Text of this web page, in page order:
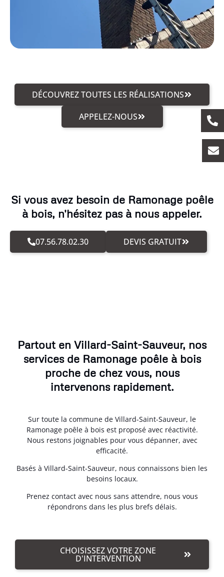
DÉCOUVREZ TOUTES LES RÉALISATIONS
APPELEZ-NOUS
Si vous avez besoin de Ramonage poêle
à bois, n'hésitez pas à nous appeler.
07.56.78.02.30 DEVIS GRATUIT
Partout en Villard-Saint-Sauveur, nos
services de Ramonage poêle à bois
proche de chez vous, nous
intervenons rapidement.
Sur toute la commune de Villard-Saint-Sauveur, le
Ramonage poêle à bois est proposé avec réactivité.
Nous restons joignables pour vous dépanner, avec
efficacité.
Basés à Villard-Saint-Sauveur, nous connaissons bien les
besoins locaux.
Prenez contact avec nous sans attendre, nous vous
répondrons dans les plus brefs délais.
CHOISISSEZ VOTRE ZONE
D'INTERVENTION